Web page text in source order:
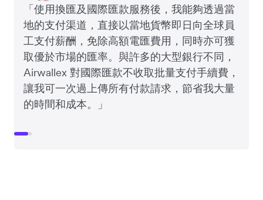
「使用換匯及國際匯款服務後，我能夠透過當
地的支付渠道，直接以當地貨幣即日向全球員
工支付薪酬，免除高額電匯費用，同時亦可獲
取優於市場的匯率。與許多的大型銀行不同，
Airwallex 對國際匯款不收取批量支付手續費，
讓我可一次過上傳所有付款請求，節省我大量
的時間和成本。」